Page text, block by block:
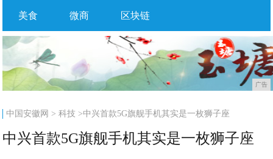
美食 微商 区块链
广告
中国安徽网 >科技 >中兴首款5G旗舰手机其实是一枚狮子座
中兴首款5G旗舰手机其实是一枚狮子座